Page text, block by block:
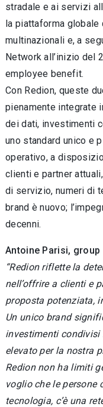
stradale e ai servizi
la piattaforma globale
multinazionali e, a
Network all’inizio del
employee benefit.
Con Redion, queste
pienamente integrate
dei dati, investimenti
uno standard unico e
operativo, a
clienti e partner
di servizio, numeri di
brand è nuovo;
decenni.
Antoine Parisi, group
“Redion riflette la
nell’offrire a clienti e
proposta potenziata,
Un unico brand
investimenti condivisi
elevato per la nostra
Redion non ha limiti
voglio che le persone
tecnologia, c’è una